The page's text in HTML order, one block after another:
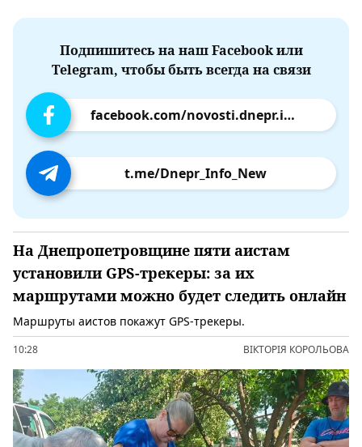
Подпишитесь на наш Facebook или
Telegram, чтобы быть всегда на связи
facebook.com/novosti.dnepr.info
t.me/Dnepr_Info_New
На Днепропетровщине пяти аистам
установили GPS-трекеры: за их
маршрутами можно будет следить онлайн
Маршруты аистов покажут GPS-трекеры.
10:28 ВІКТОРІЯ КОРОЛЬОВА